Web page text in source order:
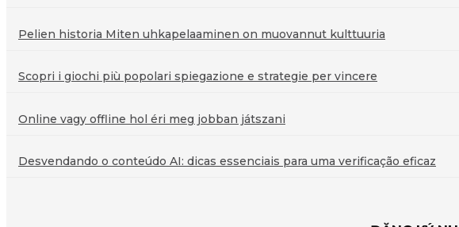
Pelien historia Miten uhkapelaaminen on muovannut kulttuuria
Scopri i giochi più popolari spiegazione e strategie per vincere
Online vagy offline hol éri meg jobban játszani
Desvendando o conteúdo AI: dicas essenciais para uma verificação eficaz